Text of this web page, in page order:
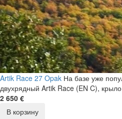
Artik Race 27 Opak На базе уже
двухрядный Artik Race (EN C),
2 650 €
В корзину